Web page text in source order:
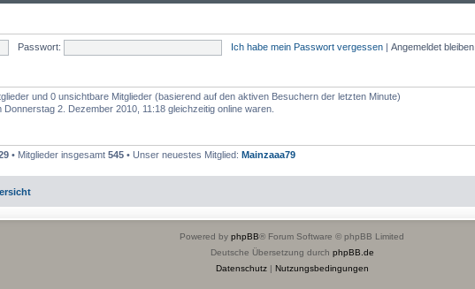
Passwort: Ich habe mein Passwort vergessen | Angemeldet bleiben
und 0 unsichtbare Mitglieder (basierend auf den aktiven Besuchern der letzten Minute)
Donnerstag 2. Dezember 2010, 11:18 gleichzeitig online waren.
• Mitglieder insgesamt 545 • Unser neuestes Mitglied: Mainzaaa79
Powered by phpBB® Forum Software © phpBB Limited
Deutsche Übersetzung durch phpBB.de
Datenschutz| Nutzungsbedingungen